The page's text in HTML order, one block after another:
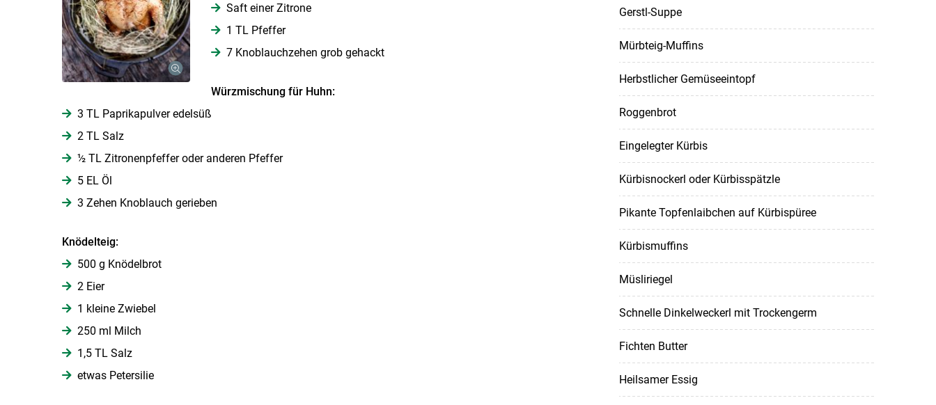
Saft einer Zitrone
1 TL Pfeffer
7 Knoblauchzehen grob gehackt
Würzmischung für Huhn:
3 TL Paprikapulver edelsüß
2 TL Salz
½ TL Zitronenpfeffer oder anderen Pfeffer
5 EL Öl
3 Zehen Knoblauch gerieben
Knödelteig:
500 g Knödelbrot
2 Eier
1 kleine Zwiebel
250 ml Milch
1,5 TL Salz
etwas Petersilie
Gerstl-Suppe
Mürbteig-Muffins
Herbstlicher Gemüseeintopf
Roggenbrot
Eingelegter Kürbis
Kürbisnockerl oder Kürbisspätzle
Pikante Topfenlaibchen auf Kürbispüree
Kürbismuffins
Müsliriegel
Schnelle Dinkelweckerl mit Trockengerm
Fichten Butter
Heilsamer Essig